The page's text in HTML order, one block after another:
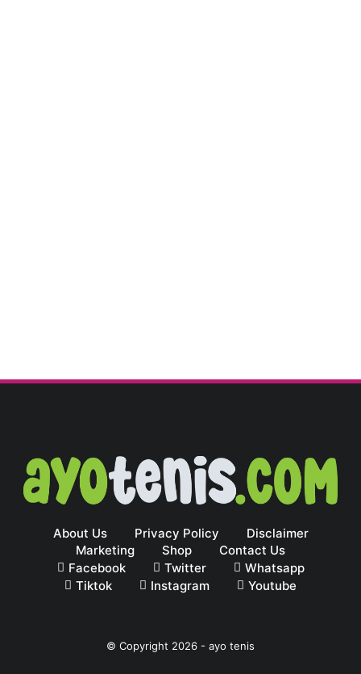
About Us Privacy Policy
Disclaimer
Marketing
Shop
Contact Us
Facebook
Twitter
Whatsapp
Tiktok
Instagram Youtube
© Copyright 2026 - ayo tenis